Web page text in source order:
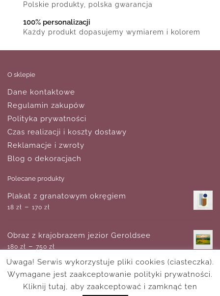
Polskie produkty, polska gwarancja
100% personalizacji
Każdy produkt dopasujemy wymiarem i kolorem
O sklepie
Dane kontaktowe
Regulamin zakupów
Polityka prywatności
Czas realizacji i koszty dostawy
Reklamacje i zwroty
Blog o dekoracjach
Polecane produkty
Plakat z granatowym okręgiem
18 zł – 170 zł
Obraz z krajobrazem jezior Geroldsee
180 zł – 750 zł
Plakat dziecięcy - Cyferki z dinozaurami
– 170 zł
Uwaga! Serwis wykorzystuje pliki cookies (ciasteczka).
Wymagane jest zaakceptowanie polityki prywatności.
Kliknij tutaj, aby zaakceptować i zamknąć ten